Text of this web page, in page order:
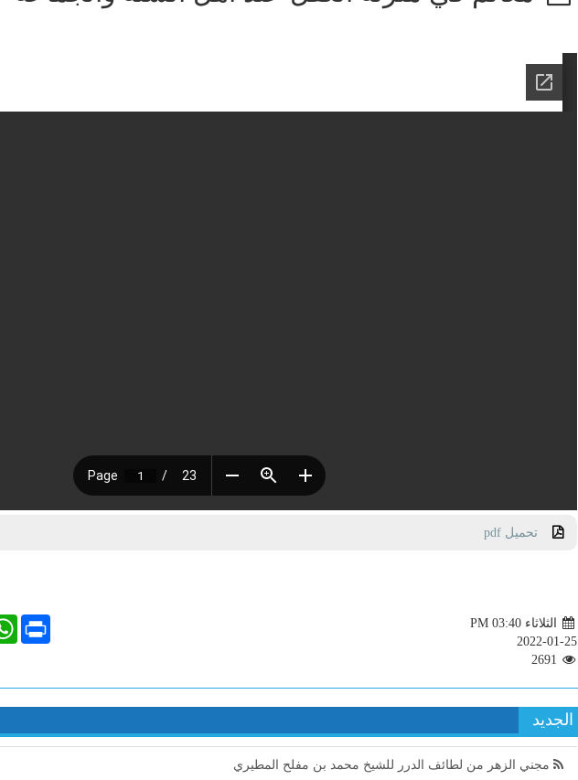
تحميل pdf
الثلاثاء PM 03:40
2022-01-25
Print
الجديد
مجني الزهر من لطائف الدرر للشيخ محمد بن مفلح المطيري